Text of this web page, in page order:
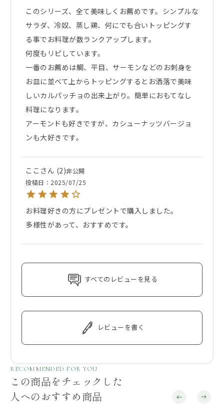
このシリーズ、全て美味しくお薦めです。シンプルな
サラダ、冷奴、蒸し鶏、何にでも合いトッピングす
る事でお料理が数ランクアップします。
何度もリピしています。
一番のお薦めは鯛、平目、サーモンなどのお刺身を
お皿に並べて上からトッピングするとお洒落で美味
しいカルパッチョの出来上がり。簡単におもてなし
料理になります。
アーモンドも好きですが、カシューナッツバージョ
ここ 2 非公開
投稿日
2025/07/25
お料理好きの方にプレゼントで購入しました。
多様性があって、おすすめです。
すべてのレビューを見る
レビューを書く
RECOMMENDED FOR YOU
この商品をチェックした
人へのおすすめ商品